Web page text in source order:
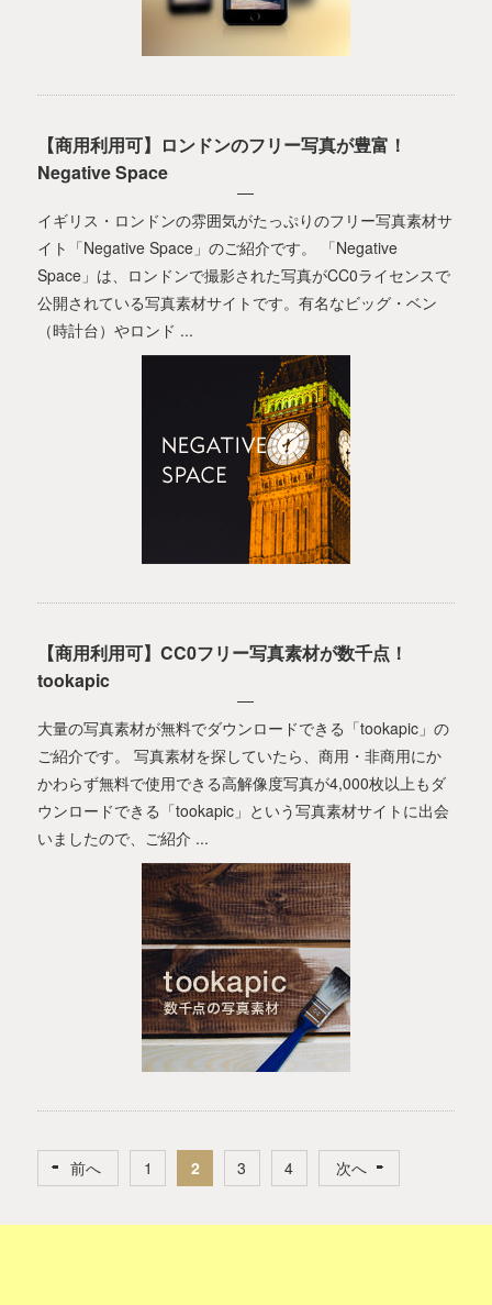
【商用利用可】ロンドンのフリー写真が豊富！
Negative Space
イギリス・ロンドンの雰囲気がたっぷりのフリー写真素材サ
イト「Negative Space」のご紹介です。 「Negative
Space」は、ロンドンで撮影された写真がCC0ライセンスで
公開されている写真素材サイトです。有名なビッグ・ベン
（時計台）やロンド ...
【商用利用可】CC0フリー写真素材が数千点！
tookapic
大量の写真素材が無料でダウンロードできる「tookapic」の
ご紹介です。 写真素材を探していたら、商用・非商用にか
かわらず無料で使用できる高解像度写真が4,000枚以上もダ
ウンロードできる「tookapic」という写真素材サイトに出会
いましたので、ご紹介 ...
前へ 1 2 3 4 次へ